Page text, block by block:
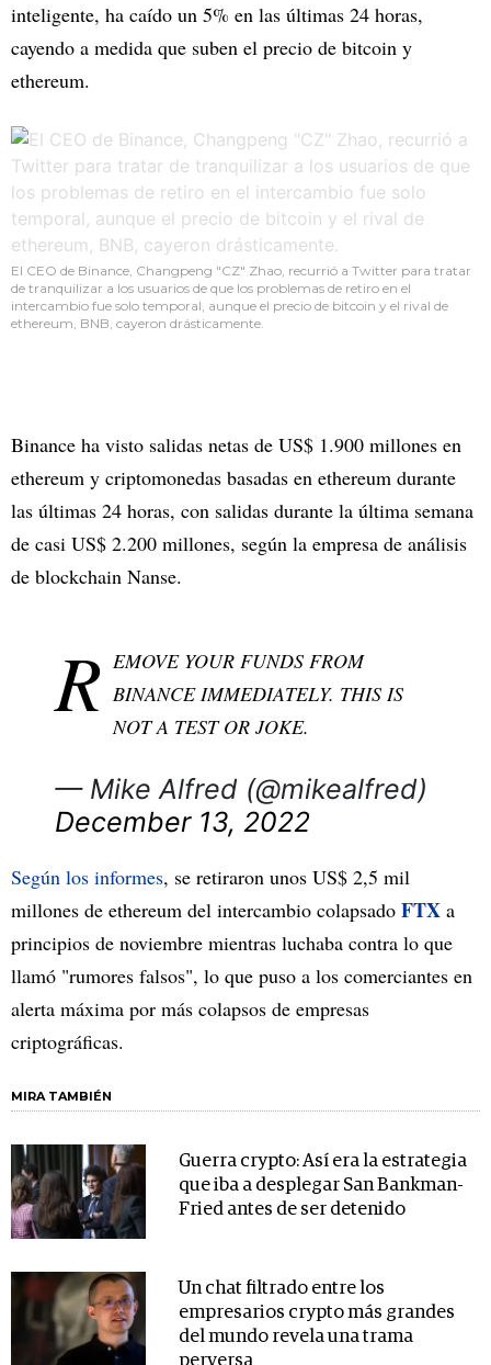
inteligente, ha caído un 5% en las últimas 24 horas,
cayendo a medida que suben el precio de bitcoin y
ethereum.
El CEO de Binance, Changpeng "CZ" Zhao, recurrió a Twitter para tratar
de tranquilizar a los usuarios de que los problemas de retiro en el
intercambio fue solo temporal, aunque el precio de bitcoin y el rival de
ethereum, BNB, cayeron drásticamente.
Binance ha visto salidas netas de US$ 1.900 millones en
ethereum y criptomonedas basadas en ethereum durante
las últimas 24 horas, con salidas durante la última semana
de casi US$ 2.200 millones, según la empresa de análisis
de blockchain Nanse.
R EMOVE YOUR FUNDS FROM
BINANCE IMMEDIATELY. THIS IS
NOT A TEST OR JOKE.
— Mike Alfred (@mikealfred)
December 13, 2022
Según los informes, se retiraron unos US$ 2,5 mil
millones de ethereum del intercambio colapsado FTX a
principios de noviembre mientras luchaba contra lo que
llamó "rumores falsos", lo que puso a los comerciantes en
alerta máxima por más colapsos de empresas
criptográficas.
MIRA TAMBIÉN
Guerra crypto: Así era la estrategia
que iba a desplegar San Bankman-
Fried antes de ser detenido
Un chat filtrado entre los
empresarios crypto más grandes
del mundo revela una trama
perversa